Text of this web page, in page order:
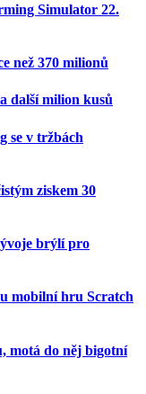
Simulator 22.
než 370 milionů
další milion kusů
se v tržbách
ziskem 30
brýlí pro
mobilní hru Scratch
motá do něj bigotní